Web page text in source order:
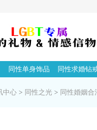
同性单身饰品 同性求婚钻
中心 > 同性之光 > 同性婚姻合